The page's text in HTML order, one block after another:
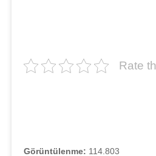
Rate
Görüntülenme: 114.803